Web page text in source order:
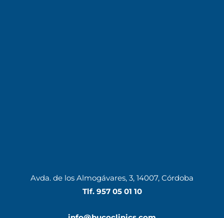
Avda. de los Almogávares, 3, 14007, Córdoba
Tlf. 957 05 01 10